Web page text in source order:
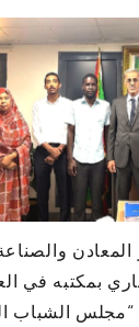
مايو الجاري بمكتبه
الشباب